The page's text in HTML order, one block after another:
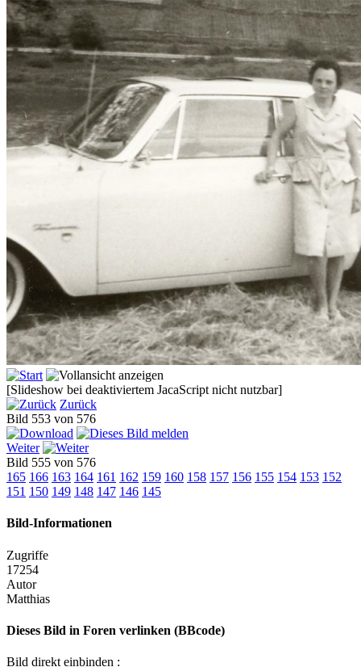
[Slideshow bei deaktiviertem JacaScript nicht nutzbar]
Zurück
Bild 553 von 576
Weiter
Bild 555 von 576
165 166 163 164 161 162 159 160 158 157 156 155 154 153 152
151 150 149 148 147 146 145
Bild-Informationen
Zugriffe
17254
Autor
Matthias
Dieses Bild in Foren verlinken (BBcode)
Bild direkt einbinden :